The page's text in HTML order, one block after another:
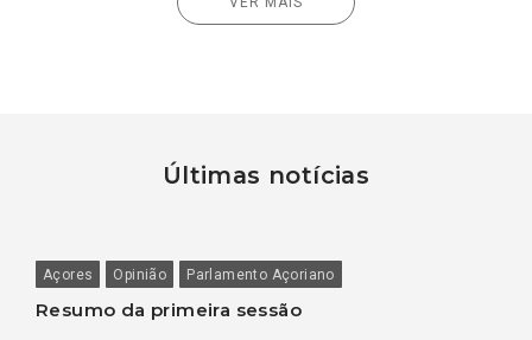
Últimas notícias
Açores Opinião Parlamento Açoriano
Resumo da primeira sessão